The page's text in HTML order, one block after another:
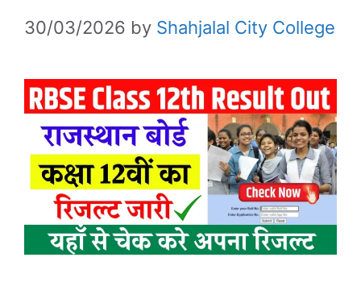
30/03/2026 by Shahjalal City College